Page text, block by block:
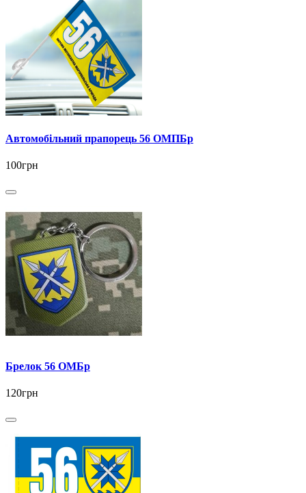
Автомобільний прапорець 56 ОМПБр
100грн
Брелок 56 ОМБр
120грн